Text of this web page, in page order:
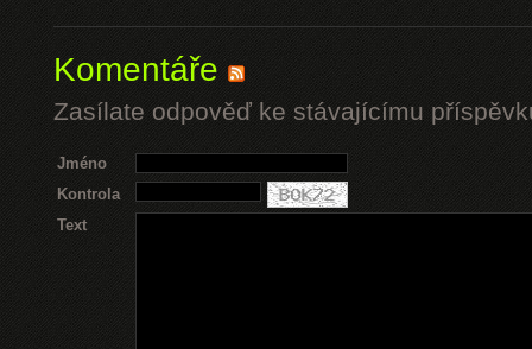
Komentáře
Zasílate odpověď ke stávajícímu
Jméno
Kontrola
Text